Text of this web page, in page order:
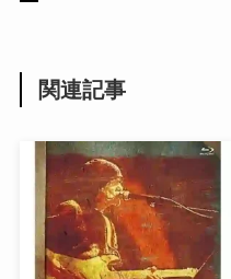
関連記事